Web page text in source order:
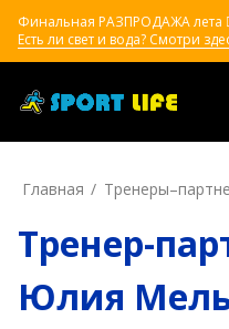
Финальная РАЗПРОДАЖА лета
Есть ли свет и вода? Смотри
Главная
Тренер-
Юлия